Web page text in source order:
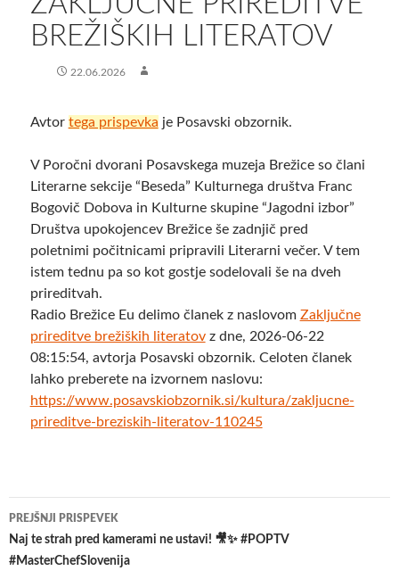
BREŽIŠKIH LITERATOV
22.06.2026
Avtor tega prispevka je Posavski obzornik.
V Poročni dvorani Posavskega muzeja Brežice so člani
Literarne sekcije “Beseda” Kulturnega društva Franc
Bogovič Dobova in Kulturne skupine “Jagodni izbor”
Društva upokojencev Brežice še zadnjič pred
poletnimi počitnicami pripravili Literarni večer. V tem
istem tednu pa so kot gostje sodelovali še na dveh
prireditvah.
Radio Brežice Eu delimo članek z naslovom Zaključne
prireditve brežiških literatovz dne, 2026-06-22
08:15:54, avtorja Posavski obzornik. Celoten članek
lahko preberete na izvornem naslovu:
https://www.posavskiobzornik.si/kultura/zakljucne-
prireditve-breziskih-literatov-110245
Krmarjenje
po
PREJŠNJI PRISPEVEK
Naj te strah pred kamerami ne ustavi! 🎥✨ #POPTV
#MasterChefSlovenija